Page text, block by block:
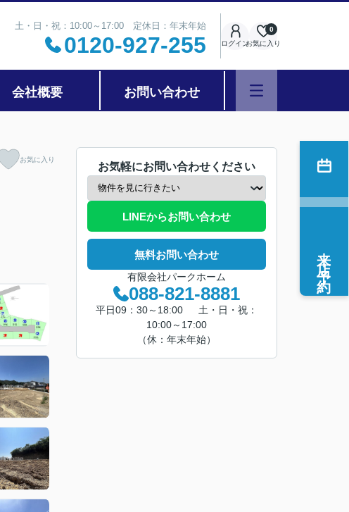
土・日・祝：10:00～17:00 定休日：年末年始
0120-927-255 ログインお気に入り
0
会社概要 お問い合わせ
お気に入り
お気軽にお問い合わせください
LINEからお問い合わせ
無料お問い合わせ
有限会社パークホーム
088-821-8881
平日09：30～18:00 土・日・祝：
10:00～17:00
（休：年末年始）
来店予約